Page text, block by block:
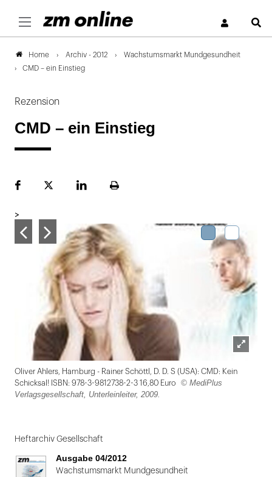
Home Archiv - 2012
Wachstumsmarkt Mundgesundheit
CMD – ein Einstieg
Rezension
CMD – ein Einstieg
FacebookPlattformLinekdInSeite
>
öffnen
Oliver Ahlers, Hamburg - Rainer Schöttl, D. D. S (USA): CMD: Kein
Schicksal! ISBN: 978-3-9812738-2-3 16,80 Euro
© MediPlus
Verlagsgesellschaft, Unterleinleiter, 2009.
1
von
2:
Heftarchiv Gesellschaft
Ausgabe 04/2012
Wachstumsmarkt Mundgesundheit